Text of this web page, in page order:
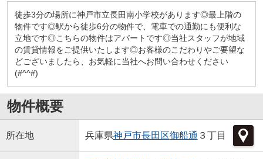
徒歩3分の場所に神戸市立長田南小学校があります◎最上階の
物件です◎駅から徒歩6分の物件で、電車での通勤にも便利な
立地です◎こちらの物件はアパートです◎当社スタッフが地域
の賃貸情報をご提供いたします◎お客様のこだわりやご要望な
どございましたら、お気軽に当社へお問い合わせください
(#^^#)
物件概要
所在地 兵庫県神戸市長田区御船通 ３丁目